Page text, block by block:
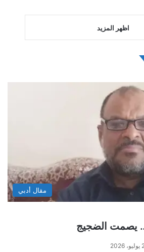
اظهر المزيد
مقال أدبي
يصمت الضجيج